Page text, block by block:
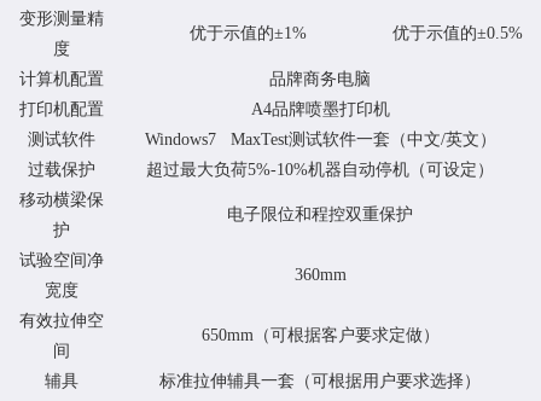
变形测量精
度
优于示值的±1% 优于示值的±0.5%
计算机配置
品牌商务电脑
打印机配置
A4品牌喷墨打印机
测试软件
Windows7 MaxTest测试软件一套（中文/英文）
过载保护
超过最大负荷5%-10%机器自动停机（可设定）
移动横梁保
护
电子限位和程控双重保护
试验空间净
宽度
360mm
有效拉伸空
间
650mm（可根据客户要求定做）
辅具 标准拉伸辅具一套（可根据用户要求选择）